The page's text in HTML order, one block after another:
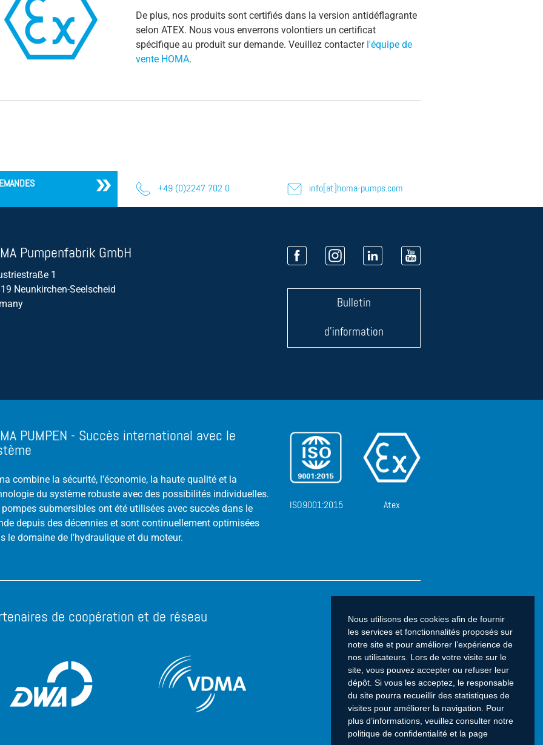
Nous utilisons des cookies afin de fournir
les services et fonctionnalités proposés sur
notre site et pour améliorer l’expérience de
nos utilisateurs. Lors de votre visite sur le
site, vous pouvez accepter ou refuser leur
dépôt. Si vous les acceptez, le responsable
du site pourra recueillir des statistiques de
visites pour améliorer la navigation. Pour
plus d’informations, veuillez consulter notre
politique de confidentialité et la page
De plus, nos produits sont certifiés dans la version antidéflagrante
selon ATEX. Nous vous enverrons volontiers un certificat
spécifique au produit sur demande. Veuillez contacter l'équipe de
vente HOMA.
+49 (0)2247 702 0 info[at]homa-pumps.com
Pumpenfabrik GmbH
1
Neunkirchen-Seelscheid
Bulletin
d'information
PUMPEN - Succès international avec le
combine la sécurité, l'économie, la haute qualité et la
du système robuste avec des possibilités individuelles.
pompes submersibles ont été utilisées avec succès dans le
depuis des décennies et sont continuellement optimisées
le domaine de l'hydraulique et du moteur.
ISO9001:2015 Atex
de coopération et de réseau